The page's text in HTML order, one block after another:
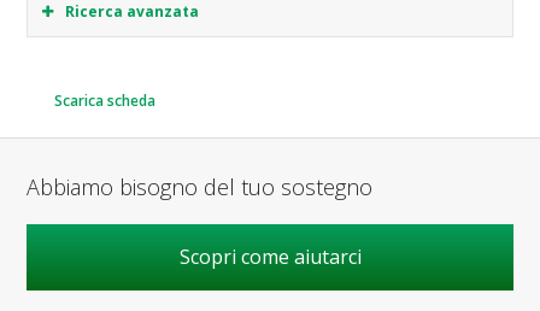
Ricerca avanzata
Scarica scheda
Abbiamo bisogno del tuo sostegno
Scopri come aiutarci